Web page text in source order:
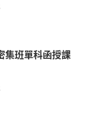
集班單科函授課